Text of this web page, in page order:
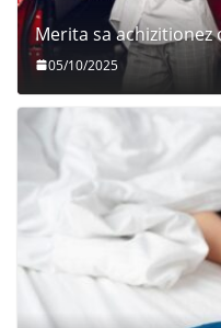
Merita sa achizitionez
05/10/2025